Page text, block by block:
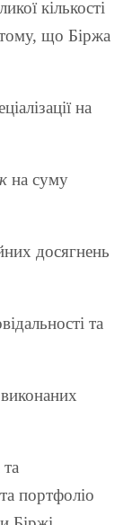
кількості
тому, що Біржа
на
на суму
досягнень
та
виконаних
портфоліо